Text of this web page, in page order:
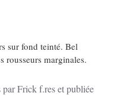
sur fond teinté. Bel
rousseurs marginales.
Frick f.res et publiée